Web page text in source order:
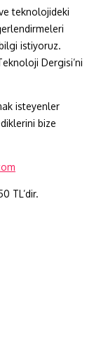
teknolojideki
istiyoruz.
Dergisi’ni
isteyenler
bize
TL’dir.